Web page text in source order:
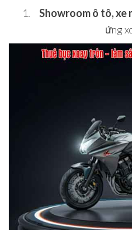
Showroom ô tô, xe
ứng